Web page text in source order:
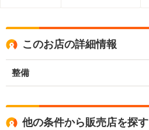
このお店の詳細情報
整備
他の条件から販売店を探す